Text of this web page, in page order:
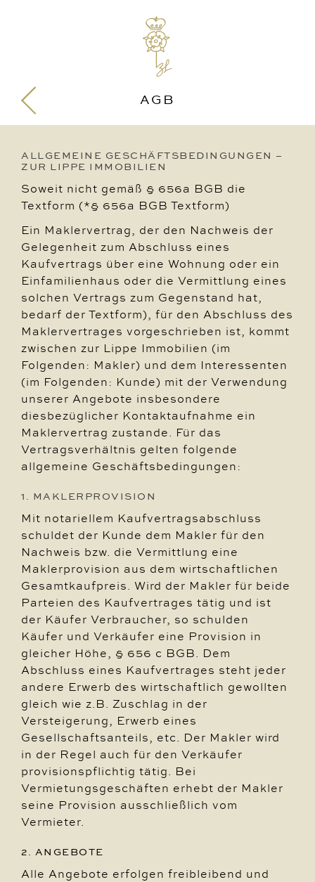
AGB
ALLGEMEINE GESCHÄFTSBEDINGUNGEN –
ZUR LIPPE IMMOBILIEN
Soweit nicht gemäß § 656a BGB die
Textform (*§ 656a BGB Textform)
Ein Maklervertrag, der den Nachweis der
Gelegenheit zum Abschluss eines
Kaufvertrags über eine Wohnung oder ein
Einfamilienhaus oder die Vermittlung eines
solchen Vertrags zum Gegenstand hat,
bedarf der Textform), für den Abschluss des
Maklervertrages vorgeschrieben ist, kommt
zwischen zur Lippe Immobilien (im
Folgenden: Makler) und dem Interessenten
(im Folgenden: Kunde) mit der Verwendung
unserer Angebote insbesondere
diesbezüglicher Kontaktaufnahme ein
Maklervertrag zustande. Für das
Vertragsverhältnis gelten folgende
allgemeine Geschäftsbedingungen:
1. MAKLERPROVISION
Mit notariellem Kaufvertragsabschluss
schuldet der Kunde dem Makler für den
Nachweis bzw. die Vermittlung eine
Maklerprovision aus dem wirtschaftlichen
Gesamtkaufpreis. Wird der Makler für beide
Parteien des Kaufvertrages tätig und ist
der Käufer Verbraucher, so schulden
Käufer und Verkäufer eine Provision in
gleicher Höhe, § 656 c BGB. Dem
Abschluss eines Kaufvertrages steht jeder
andere Erwerb des wirtschaftlich gewollten
gleich wie z.B. Zuschlag in der
Versteigerung, Erwerb eines
Gesellschaftsanteils, etc. Der Makler wird
in der Regel auch für den Verkäufer
provisionspflichtig tätig. Bei
Vermietungsgeschäften erhebt der Makler
seine Provision ausschließlich vom
Vermieter.
2. ANGEBOTE
Alle Angebote erfolgen freibleibend und